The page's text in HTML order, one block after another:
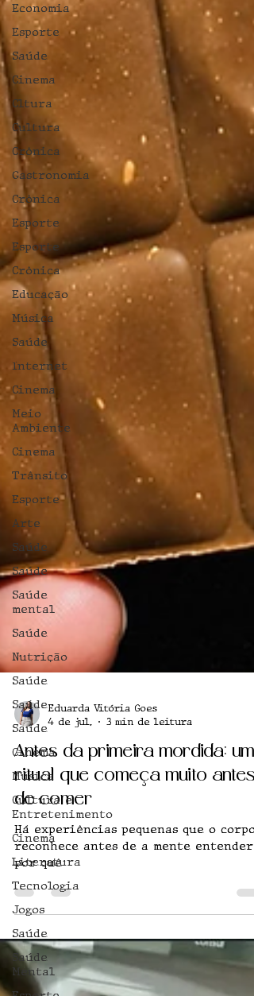
Economia
Esporte
Saúde
Cinema
Cltura
Cultura
Crônica
Gastronomia
Crônica
Esporte
Esporte
Crônica
Educação
Música
Saúde
Internet
Cinema
Meio
Ambiente
Cinema
Trânsito
Esporte
Arte
Saúde
Saúde
Saúde
mental
Saúde
Nutrição
Saúde
Saúde
Saúde
Cinema
Música
Cultura e
Entretenimento
Cinema
Literatura
Tecnologia
Jogos
Saúde
Saúde
Mental
Eduarda Vitória Goes
4 de jul.
3 min de leitura
Antes da primeira mordida: um
ritual que começa muito antes
de comer
Há experiências pequenas que o corpo
reconhece antes de a mente entender
por quê